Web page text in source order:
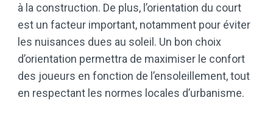
à la construction. De plus, l’orientation du court
est un facteur important, notamment pour éviter
les nuisances dues au soleil. Un bon choix
d’orientation permettra de maximiser le confort
des joueurs en fonction de l’ensoleillement, tout
en respectant les normes locales d’urbanisme.